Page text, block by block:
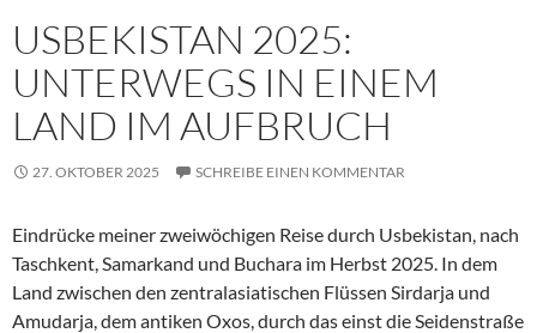
USBEKISTAN 2025:
UNTERWEGS IN EINEM
LAND IM AUFBRUCH
27. OKTOBER 2025 SCHREIBE EINEN KOMMENTAR
Eindrücke meiner zweiwöchigen Reise durch Usbekistan, nach
Taschkent, Samarkand und Buchara im Herbst 2025. In dem
Land zwischen den zentralasiatischen Flüssen Sirdarja und
Amudarja, dem antiken Oxos, durch das einst die Seidenstraße